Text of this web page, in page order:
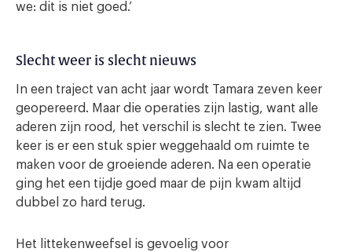
we: dit is niet goed.’
Slecht weer is slecht nieuws
In een traject van acht jaar wordt Tamara zeven keer
geopereerd. Maar die operaties zijn lastig, want alle
aderen zijn rood, het verschil is slecht te zien. Twee
keer is er een stuk spier weggehaald om ruimte te
maken voor de groeiende aderen. Na een operatie
ging het een tijdje goed maar de pijn kwam altijd
dubbel zo hard terug.
Het littekenweefsel is gevoelig voor